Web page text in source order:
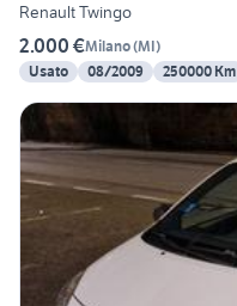
Renault Twingo
2.000 €Milano(MI)
Usato
08/2009 250000 Km